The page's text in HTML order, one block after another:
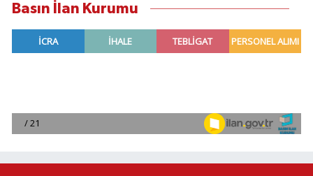
Basın İlan Kurumu